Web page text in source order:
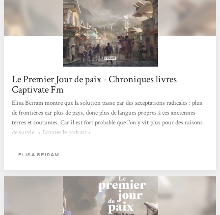
Le Premier Jour de paix - Chroniques livres
Captivate Fm
Elisa Beiram montre que la solution passe par des acceptations radicales : plus
de frontières car plus de pays, donc plus de langues propres à ces anciennes
terres et coutumes. Car il est fort probable que l'on y vit plus pour des raisons
de survie. > Écouter le podcast <
ELISA BEIRAM